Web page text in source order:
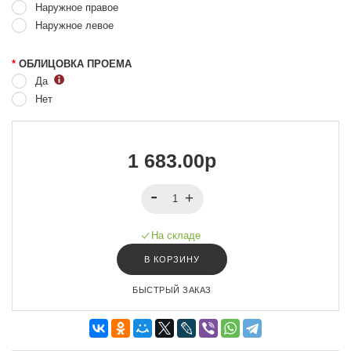
Наружное правое
Наружное левое
* ОБЛИЦОВКА ПРОЕМА
Да
Нет
1 683.00р
На складе
В КОРЗИНУ
БЫСТРЫЙ ЗАКАЗ